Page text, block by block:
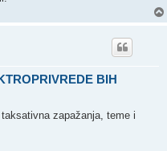
BIH
zapažanja, teme i